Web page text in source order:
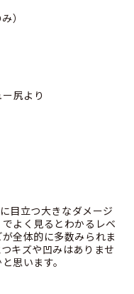
）
尻より
目立つ大きなダメージ
よく見るとわかるレベ
全体的に多数みられま
キズや凹みはありませ
思います。